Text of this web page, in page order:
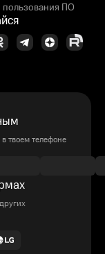
ПО
твоем телефоне